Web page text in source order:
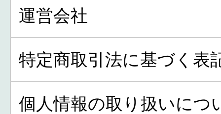
運営会社
特定商取引法に基づく表
個人情報の取り扱いにつ